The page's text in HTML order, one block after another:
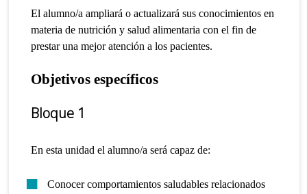
El alumno/a ampliará o actualizará sus conocimientos en
materia de nutrición y salud alimentaria con el fin de
prestar una mejor atención a los pacientes.
Objetivos específicos
Bloque 1
En esta unidad el alumno/a será capaz de:
Conocer comportamientos saludables relacionados